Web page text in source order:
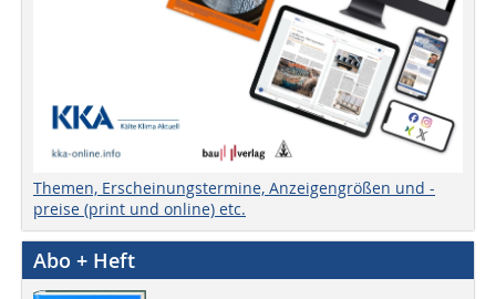
Themen, Erscheinungstermine, Anzeigengrößen und -
preise (print und online) etc.
Abo + Heft